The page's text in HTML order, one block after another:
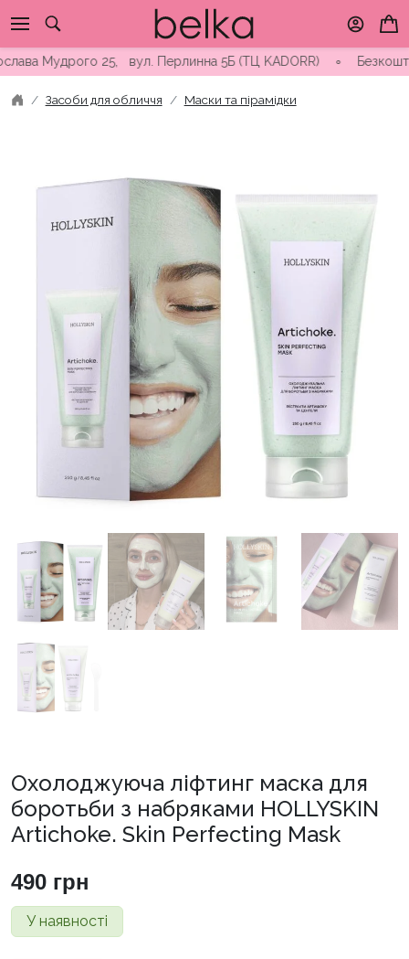
to
content 25, вул. Перлинна 5Б (ТЦ KADORR) ∘ Безкоштовна
Засоби для обличчя Маски та пірамідки
Охолоджуюча ліфтинг маска для
боротьби з набряками HOLLYSKIN
Artichoke. Skin Perfecting Mask
490 грн
У наявності